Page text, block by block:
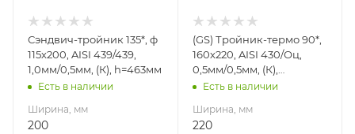
Нержавеющая
сталь
Производитель
УМК
Сэндвич-тройник 135*, ф
115х200, AISI 439/439,
1,0мм/0,5мм, (К), h=463мм
Есть в наличии
Ширина, мм
200
Нержавеющая
сталь/
Оцинкованная
сталь
Гефест-Сталь
(GS) Тройник-термо 90*,
160х220, AISI 430/Оц,
0,5мм/0,5мм, (К),
h=400мм
Есть в наличии
Ширина, мм
220